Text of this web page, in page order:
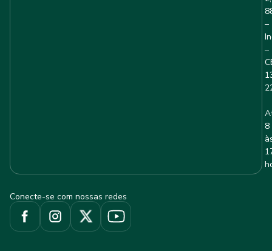
–
–
8
Conecte-se com nossas redes